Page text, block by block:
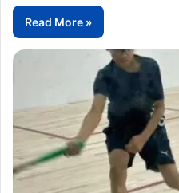
Read More »